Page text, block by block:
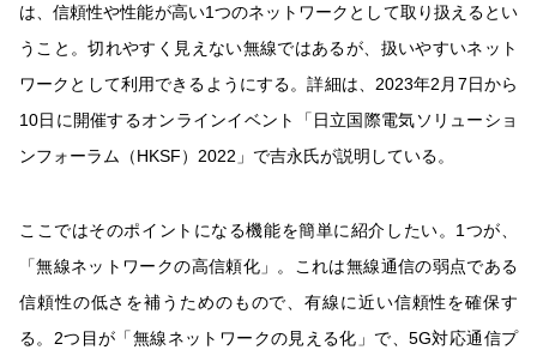
は、信頼性や性能が高い1つのネットワークとして取り扱えるとい
うこと。切れやすく見えない無線ではあるが、扱いやすいネット
ワークとして利用できるようにする。詳細は、2023年2月7日から
10日に開催するオンラインイベント「日立国際電気ソリューショ
ンフォーラム（HKSF）2022」で吉永氏が説明している。
ここではそのポイントになる機能を簡単に紹介したい。1つが、
「無線ネットワークの高信頼化」。これは無線通信の弱点である
信頼性の低さを補うためのもので、有線に近い信頼性を確保す
る。2つ目が「無線ネットワークの見える化」で、5G対応通信プ